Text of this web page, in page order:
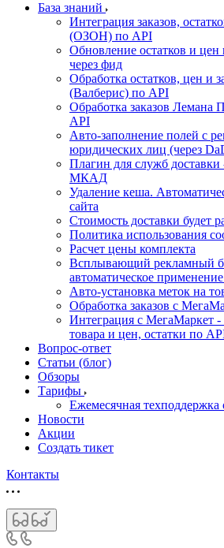
База знаний
Интеграция заказов,
(ОЗОН) по API
Обновление остатков и
через фид
Обработка остатков, цен и
(Валберис) по API
Обработка заказов
API
Авто-заполнение полей с
юридических лиц (через
Плагин для служб доставки
МКАД
Удаление кеша.
сайта
Стоимость доставки будет
Политика использования
Расчет цены комплекта
Всплывающий рекламный
автоматическое
Авто-установка меток на
Обработка заказов с
Интеграция с МегаМаркет
товара и цен, остатки по
Вопрос-ответ
Статьи (блог)
Обзоры
Тарифы
Ежемесячная техподдержка
Новости
Акции
Создать тикет
Контакты